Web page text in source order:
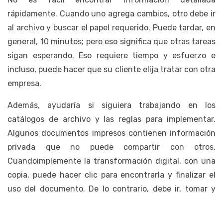
rápidamente. Cuando uno agrega cambios, otro debe ir
al archivo y buscar el papel requerido. Puede tardar, en
general, 10 minutos; pero eso significa que otras tareas
sigan esperando. Eso requiere tiempo y esfuerzo e
incluso, puede hacer que su cliente elija tratar con otra
empresa.
Además, ayudaría si siguiera trabajando en los
catálogos de archivo y las reglas para implementar.
Algunos documentos impresos contienen información
privada que no puede compartir con otros.
Cuandoimplemente la transformación digital, con una
copia, puede hacer clic para encontrarla y finalizar el
uso del documento. De lo contrario, debe ir, tomar y